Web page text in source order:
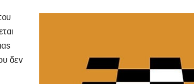
δεν